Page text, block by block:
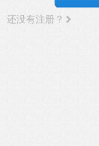
还没有注册？